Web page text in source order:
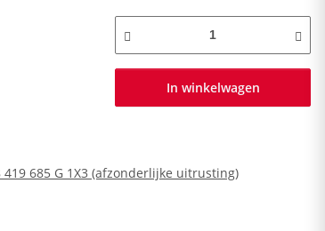
In winkelwagen
685 G 1X3 (afzonderlijke uitrusting)